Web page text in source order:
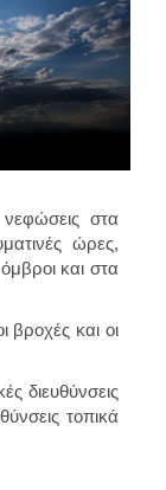
νεφώσεις στα
ώρες,
και στα
βροχές και οι
διευθύνσεις
τοπικά